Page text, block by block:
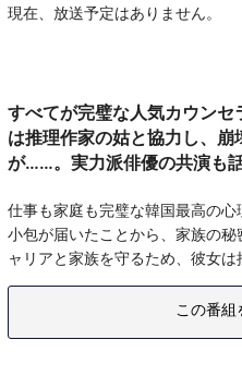
現在、放送予定はありません。
すべてが完璧な人気カウン
は推理作家の姑と協力し、
が……。実力派俳優の共演も
仕事も家庭も完璧な韓国最高の
小包が届いたことから、家族の
ャリアと家族を守るため、彼女は
この番組